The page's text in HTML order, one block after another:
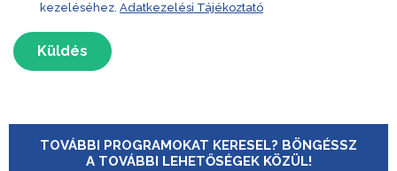
kezeléséhez. Adatkezelési Tájékoztató
Küldés
TOVÁBBI PROGRAMOKAT KERESEL? BÖNGÉSSZ
A TOVÁBBI LEHETŐSÉGEK KÖZÜL!